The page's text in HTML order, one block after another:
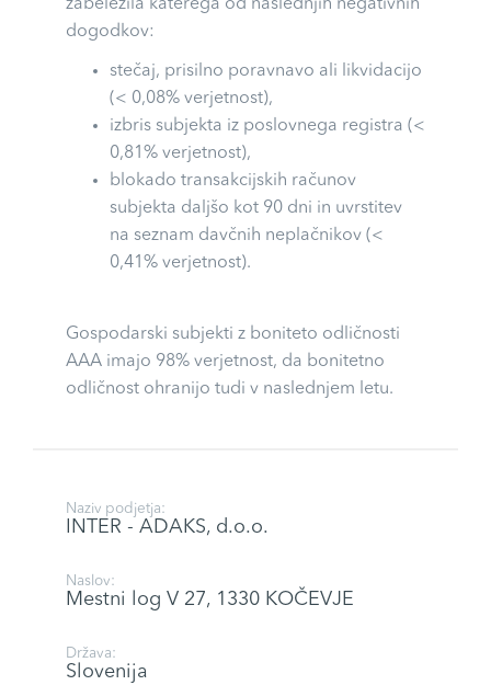
zabeležila katerega od naslednjih negativnih
dogodkov:
stečaj, prisilno poravnavo ali likvidacijo
(< 0,08% verjetnost),
izbris subjekta iz poslovnega registra (<
0,81% verjetnost),
blokado transakcijskih računov
subjekta daljšo kot 90 dni in uvrstitev
na seznam davčnih neplačnikov (<
0,41% verjetnost).
Gospodarski subjekti z boniteto odličnosti
AAA imajo 98% verjetnost, da bonitetno
odličnost ohranijo tudi v naslednjem letu.
Naziv podjetja:
INTER - ADAKS, d.o.o.
Naslov:
Mestni log V 27, 1330 KOČEVJE
Država:
Slovenija